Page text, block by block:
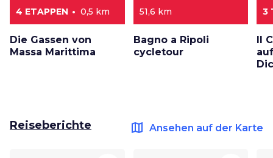
4 ETAPPEN 0,5 km
Die Gassen von
Massa Marittima
51,6 km
Bagno a Ripoli
cycletour
3
Il
Reiseberichte map Ansehen auf der Karte